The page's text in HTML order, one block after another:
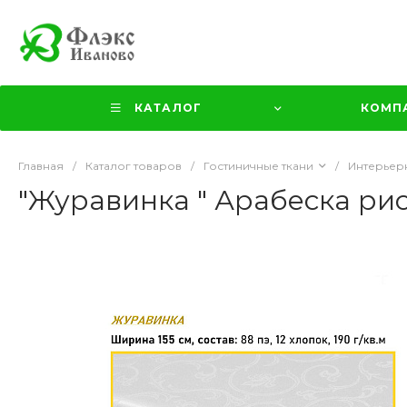
КАТАЛОГ
Главная / Каталог товаров / Гостиничные ткани /
"Журавинка " Арабеска